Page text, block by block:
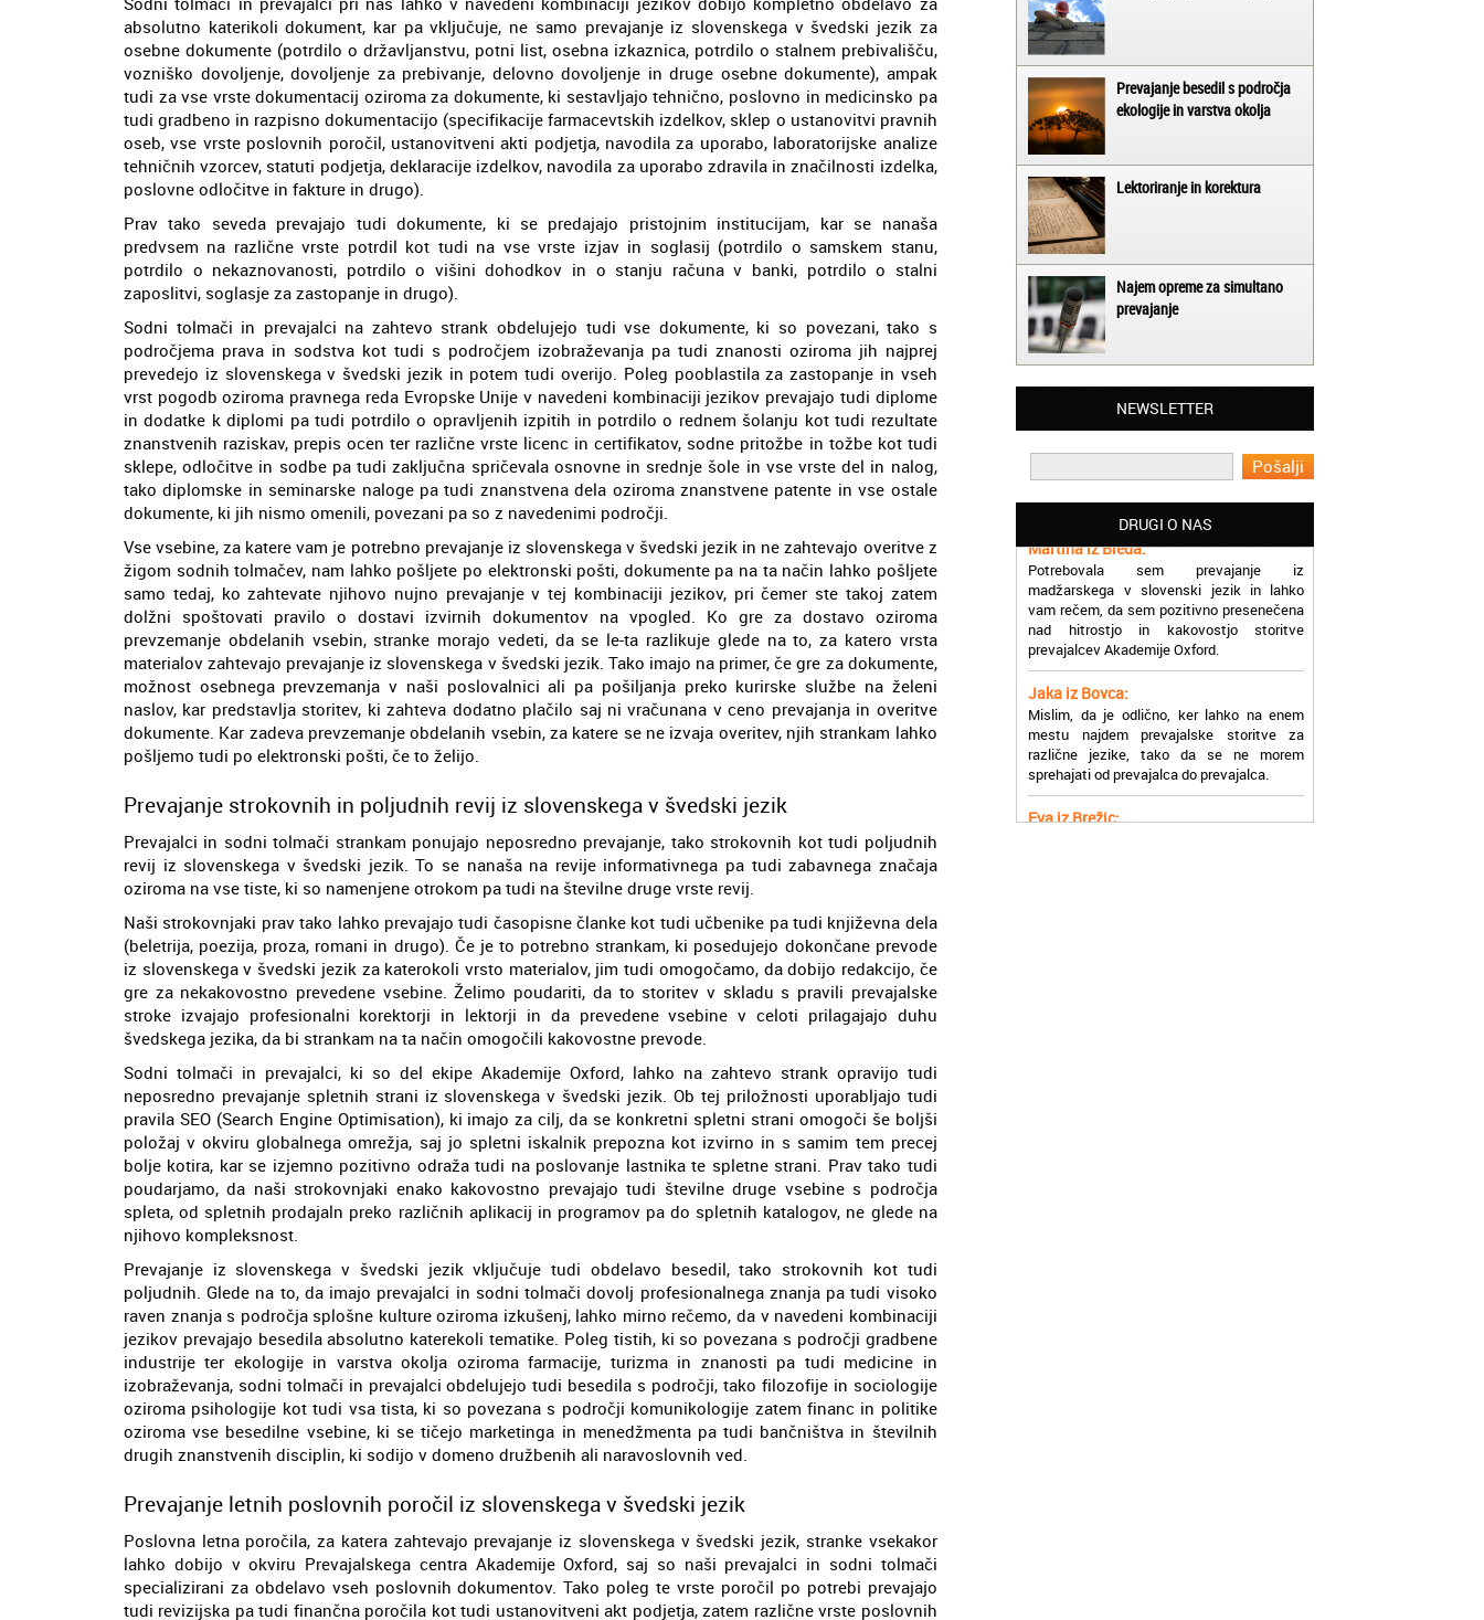
absolutno katerikoli dokument, kar pa vključuje, ne samo prevajanje iz slovenskega v švedski jezik za
osebne dokumente (potrdilo o državljanstvu, potni list, osebna izkaznica, potrdilo o stalnem prebivališču,
vozniško dovoljenje, dovoljenje za prebivanje, delovno dovoljenje in druge osebne dokumente), ampak
tudi za vse vrste dokumentacij oziroma za dokumente, ki sestavljajo tehnično, poslovno in medicinsko pa
tudi gradbeno in razpisno dokumentacijo (specifikacije farmacevtskih izdelkov, sklep o ustanovitvi pravnih
oseb, vse vrste poslovnih poročil, ustanovitveni akti podjetja, navodila za uporabo, laboratorijske analize
tehničnih vzorcev, statuti podjetja, deklaracije izdelkov, navodila za uporabo zdravila in značilnosti izdelka,
poslovne odločitve in fakture in drugo).
Prav tako seveda prevajajo tudi dokumente, ki se predajajo pristojnim institucijam, kar se nanaša
predvsem na različne vrste potrdil kot tudi na vse vrste izjav in soglasij (potrdilo o samskem stanu,
potrdilo o nekaznovanosti, potrdilo o višini dohodkov in o stanju računa v banki, potrdilo o stalni
zaposlitvi, soglasje za zastopanje in drugo).
Sodni tolmači in prevajalci na zahtevo strank obdelujejo tudi vse dokumente, ki so povezani, tako s
področjema prava in sodstva kot tudi s področjem izobraževanja pa tudi znanosti oziroma jih najprej
prevedejo iz slovenskega v švedski jezik in potem tudi overijo. Poleg pooblastila za zastopanje in vseh
vrst pogodb oziroma pravnega reda Evropske Unije v navedeni kombinaciji jezikov prevajajo tudi diplome
in dodatke k diplomi pa tudi potrdilo o opravljenih izpitih in potrdilo o rednem šolanju kot tudi rezultate
znanstvenih raziskav, prepis ocen ter različne vrste licenc in certifikatov, sodne pritožbe in tožbe kot tudi
sklepe, odločitve in sodbe pa tudi zaključna spričevala osnovne in srednje šole in vse vrste del in nalog,
tako diplomske in seminarske naloge pa tudi znanstvena dela oziroma znanstvene patente in vse ostale
dokumente, ki jih nismo omenili, povezani pa so z navedenimi področji.
Vse vsebine, za katere vam je potrebno prevajanje iz slovenskega v švedski jezik in ne zahtevajo overitve z
žigom sodnih tolmačev, nam lahko pošljete po elektronski pošti, dokumente pa na ta način lahko pošljete
samo tedaj, ko zahtevate njihovo nujno prevajanje v tej kombinaciji jezikov, pri čemer ste takoj zatem
dolžni spoštovati pravilo o dostavi izvirnih dokumentov na vpogled. Ko gre za dostavo oziroma
prevzemanje obdelanih vsebin, stranke morajo vedeti, da se le-ta razlikuje glede na to, za katero vrsta
materialov zahtevajo prevajanje iz slovenskega v švedski jezik. Tako imajo na primer, če gre za dokumente,
možnost osebnega prevzemanja v naši poslovalnici ali pa pošiljanja preko kurirske službe na želeni
naslov, kar predstavlja storitev, ki zahteva dodatno plačilo saj ni vračunana v ceno prevajanja in overitve
dokumente. Kar zadeva prevzemanje obdelanih vsebin, za katere se ne izvaja overitev, njih strankam lahko
pošljemo tudi po elektronski pošti, če to želijo.
Prevajanje strokovnih in poljudnih revij iz slovenskega v švedski jezik
Prevajalci in sodni tolmači strankam ponujajo neposredno prevajanje, tako strokovnih kot tudi poljudnih
revij iz slovenskega v švedski jezik. To se nanaša na revije informativnega pa tudi zabavnega značaja
oziroma na vse tiste, ki so namenjene otrokom pa tudi na številne druge vrste revij.
Naši strokovnjaki prav tako lahko prevajajo tudi časopisne članke kot tudi učbenike pa tudi književna dela
(beletrija, poezija, proza, romani in drugo). Če je to potrebno strankam, ki posedujejo dokončane prevode
iz slovenskega v švedski jezik za katerokoli vrsto materialov, jim tudi omogočamo, da dobijo redakcijo, če
gre za nekakovostno prevedene vsebine. Želimo poudariti, da to storitev v skladu s pravili prevajalske
stroke izvajajo profesionalni korektorji in lektorji in da prevedene vsebine v celoti prilagajajo duhu
švedskega jezika, da bi strankam na ta način omogočili kakovostne prevode.
Sodni tolmači in prevajalci, ki so del ekipe Akademije Oxford, lahko na zahtevo strank opravijo tudi
neposredno prevajanje spletnih strani iz slovenskega v švedski jezik. Ob tej priložnosti uporabljajo tudi
pravila SEO (Search Engine Optimisation), ki imajo za cilj, da se konkretni spletni strani omogoči še boljši
položaj v okviru globalnega omrežja, saj jo spletni iskalnik prepozna kot izvirno in s samim tem precej
bolje kotira, kar se izjemno pozitivno odraža tudi na poslovanje lastnika te spletne strani. Prav tako tudi
poudarjamo, da naši strokovnjaki enako kakovostno prevajajo tudi številne druge vsebine s področja
spleta, od spletnih prodajaln preko različnih aplikacij in programov pa do spletnih katalogov, ne glede na
njihovo kompleksnost.
Prevajanje iz slovenskega v švedski jezik vključuje tudi obdelavo besedil, tako strokovnih kot tudi
poljudnih. Glede na to, da imajo prevajalci in sodni tolmači dovolj profesionalnega znanja pa tudi visoko
raven znanja s področja splošne kulture oziroma izkušenj, lahko mirno rečemo, da v navedeni kombinaciji
jezikov prevajajo besedila absolutno katerekoli tematike. Poleg tistih, ki so povezana s področji gradbene
industrije ter ekologije in varstva okolja oziroma farmacije, turizma in znanosti pa tudi medicine in
izobraževanja, sodni tolmači in prevajalci obdelujejo tudi besedila s področji, tako filozofije in sociologije
oziroma psihologije kot tudi vsa tista, ki so povezana s področji komunikologije zatem financ in politike
oziroma vse besedilne vsebine, ki se tičejo marketinga in menedžmenta pa tudi bančništva in številnih
drugih znanstvenih disciplin, ki sodijo v domeno družbenih ali naravoslovnih ved.
Prevajanje letnih poslovnih poročil iz slovenskega v švedski jezik
Poslovna letna poročila, za katera zahtevajo prevajanje iz slovenskega v švedski jezik, stranke vsekakor
lahko dobijo v okviru Prevajalskega centra Akademije Oxford, saj so naši prevajalci in sodni tolmači
specializirani za obdelavo vseh poslovnih dokumentov. Tako poleg te vrste poročil po potrebi prevajajo
tudi revizijska pa tudi finančna poročila kot tudi ustanovitveni akt podjetja, zatem različne vrste poslovnih
Prevajanje besedil s področja
ekologije in varstva okolja
Lektoriranje in korektura
Najem opreme za simultano
prevajanje
NEWSLETTER
DRUGI O NAS
Matjaž iz Ajdovščine:
Lahko pohvalim vse zaposlene v Akademiji
Oxford, ker so resnično profesionalni in
prevajalske storitve opravljajo hitro in
Martina iz Bleda:
Potrebovala sem prevajanje iz
madžarskega v slovenski jezik in lahko
vam rečem, da sem pozitivno presenečena
nad hitrostjo in kakovostjo storitve
prevajalcev Akademije Oxford.
Jaka iz Bovca:
mestu najdem prevajalske storitve za
različne jezike, tako da se ne morem
sprehajati od prevajalca do prevajalca.
Eva iz Brežic:
jezik, na spletu sem našla Oxford, jih